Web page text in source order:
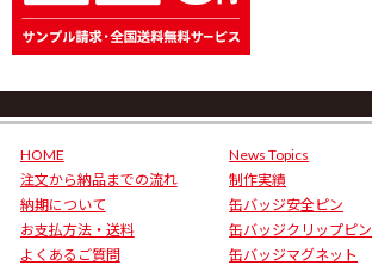
HOME
注文から納品までの流れ
納期について
お支払方法・送料
よくあるご質問
News Topics
制作実績
缶バッジ安全ピン
缶バッジクリップピン
缶バッジマグネット